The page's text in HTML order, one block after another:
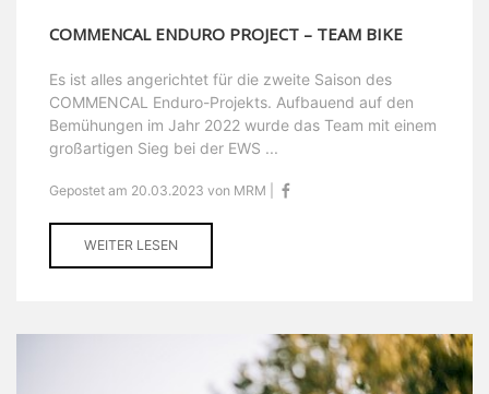
COMMENCAL ENDURO PROJECT – TEAM BIKE
Es ist alles angerichtet für die zweite Saison des
COMMENCAL Enduro-Projekts. Aufbauend auf den
Bemühungen im Jahr 2022 wurde das Team mit einem
großartigen Sieg bei der EWS ...
Gepostet am 20.03.2023 von MRM |
WEITER LESEN